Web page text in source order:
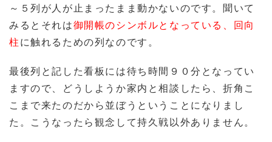
～５列が人が止まったまま動かないのです。聞いて
みるとそれは御開帳のシンボルとなっている、回向
柱に触れるための列なのです。
最後列と記した看板には待ち時間９０分となってい
ますので、どうしようか家内と相談したら、折角こ
こまで来たのだから並ぼうということになりまし
た。こうなったら観念して持久戦以外ありません。